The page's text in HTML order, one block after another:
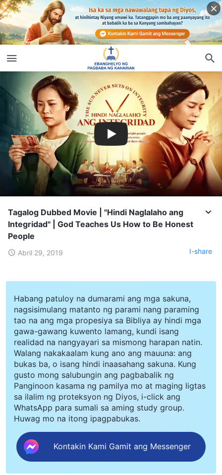
Tagalog Dubbed Movie | "Hindi Naglalaho ang
Integridad" | God Teaches Us How to Be Honest
People
Abril 29, 2019 I-share
Habang patuloy na dumarami ang mga sakuna,
nagsisimulang matanto ng parami nang paraming
tao na ang mga propesiya sa Bibliya ay hindi mga
gawa-gawang kuwento lamang, kundi isang
realidad na nangyayari sa mismong harapan natin.
Walang nakakaalam kung ano ang mauuna: ang
bukas ba, o isang hindi inaasahang sakuna. Kung
gusto mong salubungin ang pagbabalik ng
Panginoon kasama ng pamilya mo at maging ligtas
sa ilalim ng proteksyon ng Diyos, i-click ang
WhatsApp para sumali sa aming study group.
Huwag mo na itong ipagpabukas.
Kontakin Kami Gamit ang Messenger